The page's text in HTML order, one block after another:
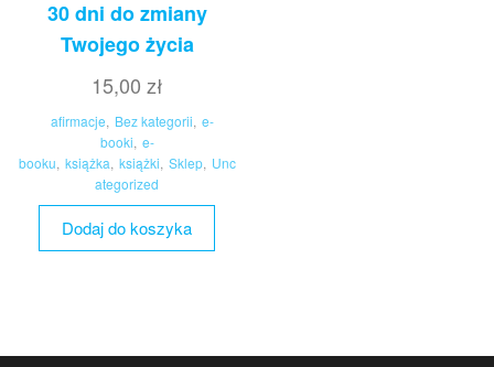
30 dni do zmiany
Twojego życia
15,00zł
afirmacje, Bez kategorii, e-
booki, e-
booku, książka, książki, Sklep, Unc
ategorized
Dodaj do koszyka